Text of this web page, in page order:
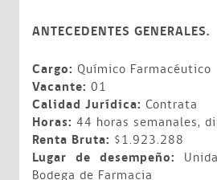
ANTECEDENTES GENERALES.
Cargo: Químico Farmacéutico
Vacante: 01
Calidad Jurídica: Contrata
Horas: 44 horas semanales,
Renta Bruta: $1.923.288
Lugar de desempeño:
Bodega de Farmacia